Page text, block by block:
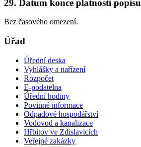
29. Datum konce platnosti popisu
Bez časového omezení.
Úřad
Úřední deska
Vyhlášky a nařízení
Rozpočet
E-podatelna
Úřední hodiny
Povinné informace
Odpadové hospodářství
Vodovod a kanalizace
Hřbitov ve Zdislavicích
Veřejné zakázky